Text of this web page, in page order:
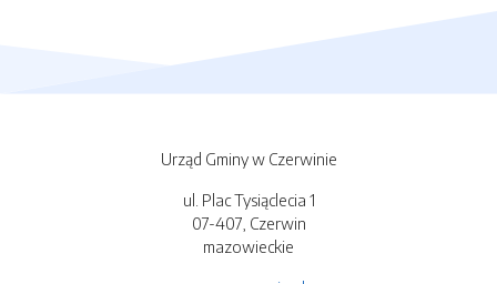
Urząd Gminy w Czerwinie
ul. Plac Tysiąclecia 1
07-407, Czerwin
mazowieckie